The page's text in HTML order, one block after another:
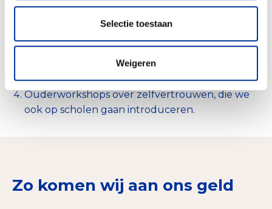
Selectie toestaan
Weigeren
ontwikkelingen van hun kind. Alsmede door
ouderworkshops.
honderden vrijwilligers die elk jaar weer hun
vakantiedagen opnemen, om kinderen te
helpen stralen!
Ouderworkshops over zelfvertrouwen, die we
ook op scholen gaan introduceren.
Zo komen wij aan ons geld